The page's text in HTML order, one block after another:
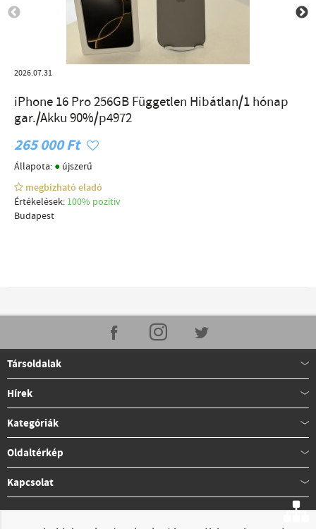
2026.07.31
iPhone 16 Pro 256GB Független Hibátlan/1 hónap
gar./Akku 90%/p4972
265 000 Ft
Állapota: ● újszerű
megbízható eladó
Értékelések: 100% pozítiv
Budapest
Társoldalak
Hírek
Kategóriák
Oldaltérkép
Kapcsolat